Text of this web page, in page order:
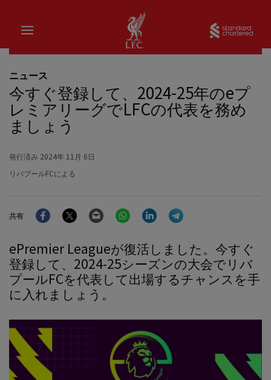
家
ニュース
今すぐ登録して、2024-25年のeプ
レミアリーグでLFCの代表を務め
ましょう
発行済み 2024年 11月 6日
リバプールFCによる
共有
FacebookTwitter Email WhatsAppLinkedIn
ePremier Leagueが復活しました。今すぐ
登録して、2024-25シーズンの大会でリバ
プールFCを代表して出場するチャンスを手
に入れましょう。